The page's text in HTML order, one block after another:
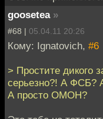
goosetea »
#68 | 05.04.11 20:26
Кому: Ignatovich, #6
> Простите дикого
серьезно?! А ФСБ?
А просто ОМОН?